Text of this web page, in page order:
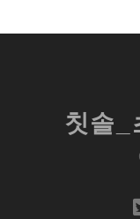
칫솔_